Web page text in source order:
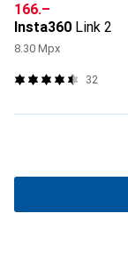
CHF
166.–
Insta360 Link 2
8.30 Mpx
32